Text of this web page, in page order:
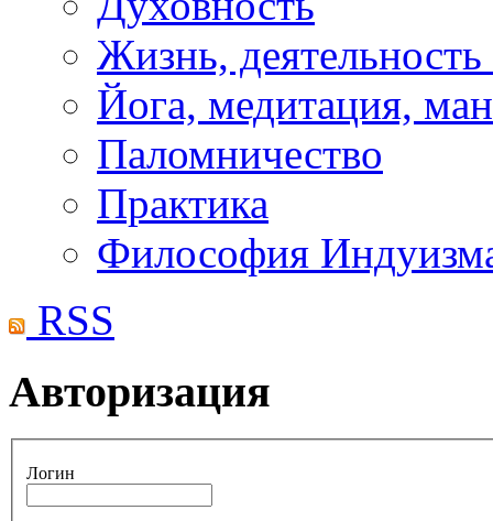
Жизнь, деятельность
Йога, медитация,
Паломничество
Практика
Философия
RSS
Авторизация
Логин